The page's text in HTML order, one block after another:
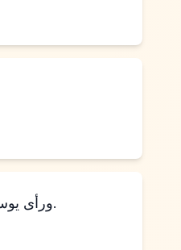
ورأى يوسف أبناء أفرايم إلى الجيل الثالث. وأيضًا أبناء ماكير، ابن منسى، وُلدوا على ركبتي يوسف.